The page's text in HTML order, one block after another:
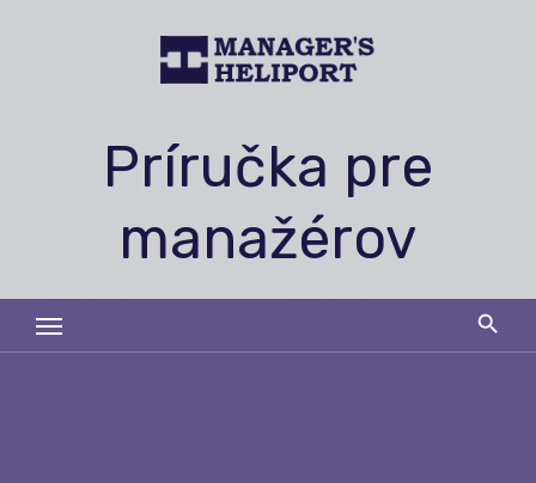
Príručka pre
manažérov